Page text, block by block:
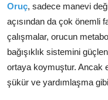
Oruç, sadece manevi
açısından da çok önemli
çalışmalar, orucun
bağışıklık sistemini
ortaya koymuştur. Ancak
şükür ve yardımlaşma